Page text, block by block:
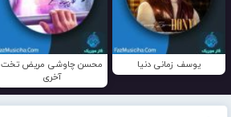
یوسف زمانی دنیا
محسن چاوشی مریض تخت
آخری